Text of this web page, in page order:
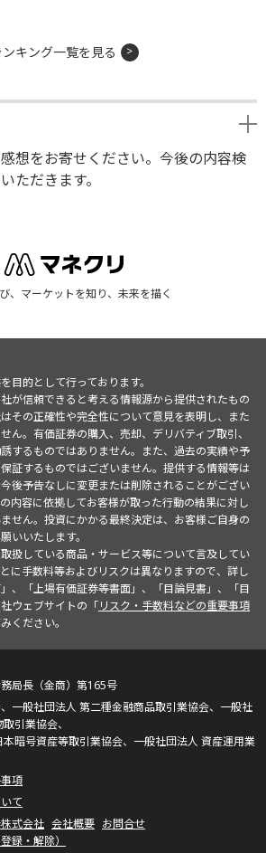
ンキング一覧を見る
想をお寄せください。今後の内容検
ただきます。
、マーケットを知り、未来を描く
目的として行っております。
が信頼できると考える情報源から提供されたもの
その正確性や完全性について意見を表明し、また
ん。有価証券の購入、売却、デリバティブ取引、
するものではありません。また、過去の実績や予
証するものではございません。提供する情報等は
後予告なしに変更または削除されることがござい
内容に依拠してお客様が取った行動の結果に対し
せん。投資にかかる最終決定は、お客様ご自身の
いいたします。
扱している商品・サービス等について言及してい
に手数料等およびリスクは異なりますので、詳し
、「上場有価証券等書面」、「目論見書」、「目
ウェブサイトの「リスク・手数料などの重要事項
ください。
局長（金商）第165号
一般社団法人 第二種金融商品取引業協会、一般社
引業協会、
本暗号資産等取引業協会、一般社団法人 資産運用業
項
て
式会社 会社概要 お問合せ
録・解除）